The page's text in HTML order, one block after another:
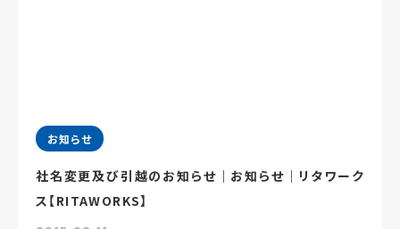
お知らせ
社名変更及び引越のお知らせ｜お知らせ｜リタワーク
ス【RITAWORKS】